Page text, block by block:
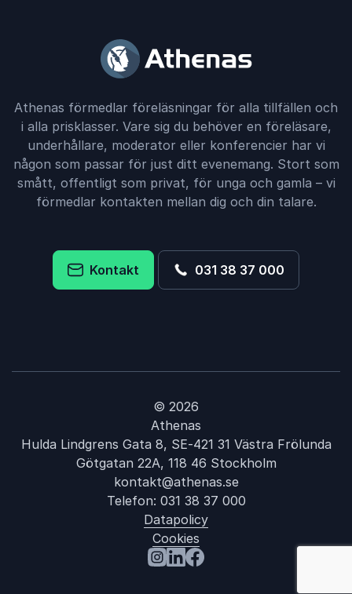
Athenas förmedlar föreläsningar för alla tillfällen och
i alla prisklasser. Vare sig du behöver en föreläsare,
underhållare, moderator eller konferencier har vi
någon som passar för just ditt evenemang. Stort som
smått, offentligt som privat, för unga och gamla – vi
förmedlar kontakten mellan dig och din talare.
Kontakt 031 38 37 000
© 2026
Athenas
Hulda Lindgrens Gata 8, SE-421 31 Västra Frölunda
Götgatan 22A, 118 46 Stockholm
kontakt@athenas.se
Telefon: 031 38 37 000
Datapolicy
Cookies